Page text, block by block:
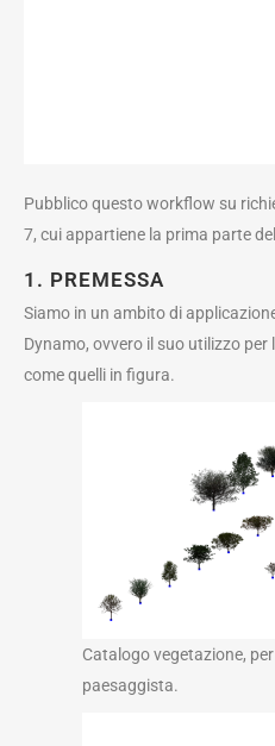
Pubblico questo workflow su
7, cui appartiene la prima parte
1. PREMESSA
Siamo in un ambito di
Dynamo, ovvero il suo utilizzo
come quelli in figura.
Catalogo vegetazione, per
paesaggista.